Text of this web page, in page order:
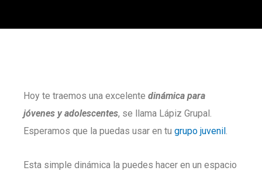
Hoy te traemos una excelente dinámica para
jóvenes y adolescentes, se llama Lápiz Grupal.
Esperamos que la puedas usar en tu grupo juvenil
Esta simple dinámica la puedes hacer en un espacio